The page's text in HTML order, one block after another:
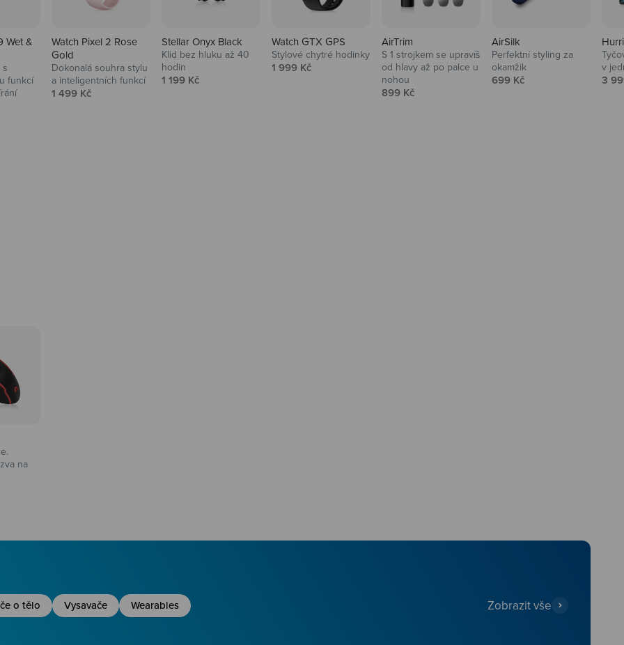
Wet &
s
funkcí
Watch Pixel 2 Rose
Gold
Dokonalá souhra stylu
a inteligentních funkcí
Prodejní cena
1 499 Kč
Stellar Onyx Black
Klid bez hluku až 40
hodin
Prodejní cena
1 199 Kč
Watch GTX GPS
Stylové chytré hodinky
Prodejní cena
1 999 Kč
AirTrim
S 1 strojkem se upravíš
od hlavy až po palce u
nohou
Prodejní cena
899 Kč
AirSilk
Perfektní styling za
okamžik
Prodejní cena
699 Kč
v
3
na
o tělo Vysavače Wearables Zobrazit vše